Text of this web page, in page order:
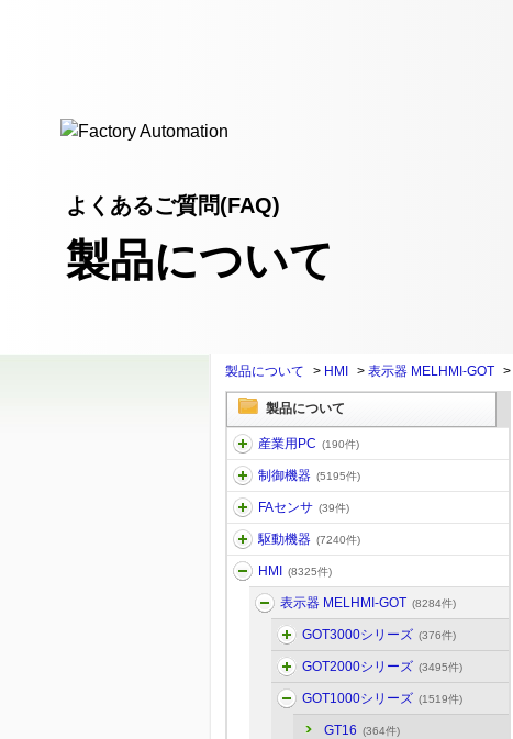
よくあるご質問(FAQ)
製品について
製品について > HMI > 表示器 MELHMI-GOT >
製品について
産業用PC (190件)
制御機器 (5195件)
FAセンサ (39件)
駆動機器 (7240件)
HMI (8325件)
表示器 MELHMI-GOT (8284件)
GOT3000シリーズ (376件)
GOT2000シリーズ (3495件)
GOT1000シリーズ (1519件)
GT16 (364件)